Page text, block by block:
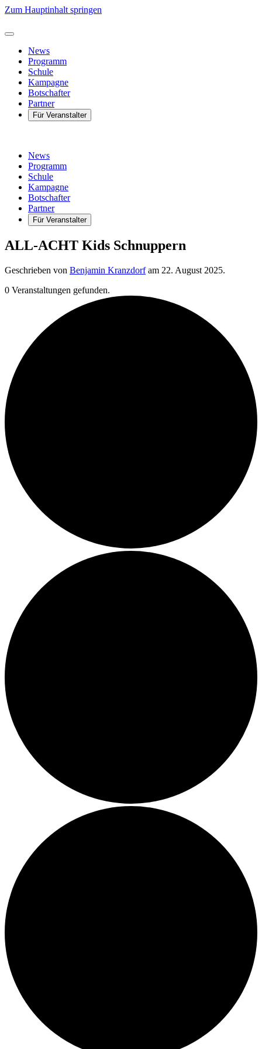
Zum Hauptinhalt springen
News
Programm
Schule
Kampagne
Botschafter
Partner
Für Veranstalter
News
Programm
Schule
Kampagne
Botschafter
Partner
Für Veranstalter
ALL-ACHT Kids Schnuppern
Geschrieben von Benjamin Kranzdorfam 22. August 2025.
0 Veranstaltungen gefunden.